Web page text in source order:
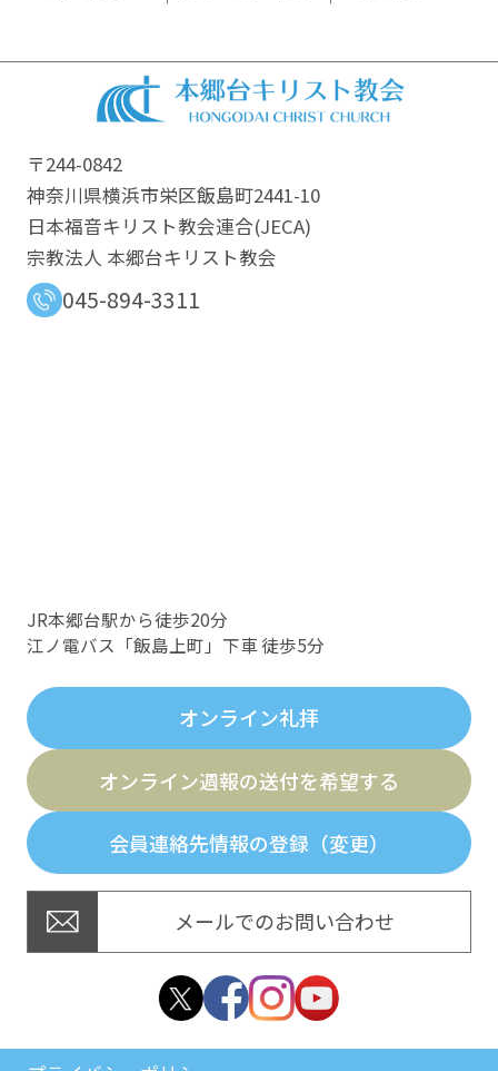
〒244-0842
神奈川県横浜市栄区飯島町2441-10
日本福音キリスト教会連合​(JECA)
宗教法人 本郷台キリスト教会
045-894-3311
JR本郷台駅から徒歩20分
江ノ電バス「飯島上町」下車 徒歩5分
オンライン礼拝
オンライン週報の送付を希望する
会員連絡先情報の登録（変更）
メールでのお問い合わせ